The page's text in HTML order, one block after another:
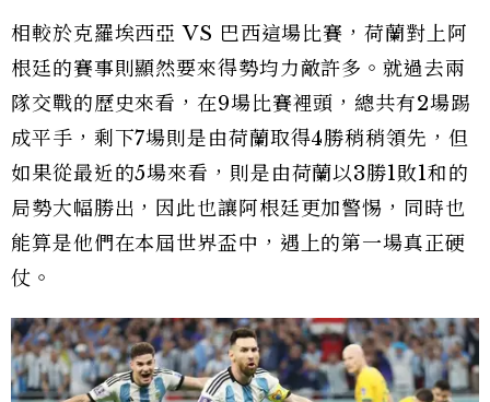
相較於克羅埃西亞 VS 巴西這場比賽，荷蘭對上阿
根廷的賽事則顯然要來得勢均力敵許多。就過去兩
隊交戰的歷史來看，在9場比賽裡頭，總共有2場踢
成平手，剩下7場則是由荷蘭取得4勝稍稍領先，但
如果從最近的5場來看，則是由荷蘭以3勝1敗1和的
局勢大幅勝出，因此也讓阿根廷更加警惕，同時也
能算是他們在本屆世界盃中，遇上的第一場真正硬
仗。